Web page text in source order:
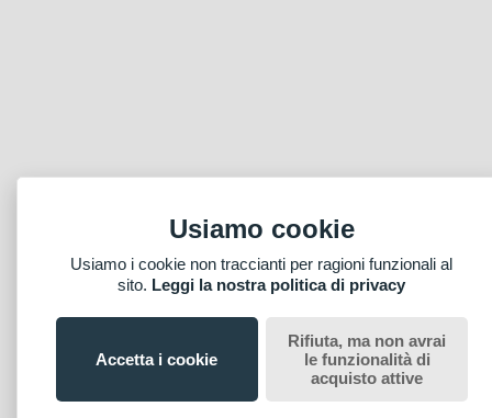
Usiamo cookie
Usiamo i cookie non traccianti per ragioni funzionali al
sito. Leggi la nostra politica di privacy
Accetta i cookie
Rifiuta, ma non avrai
le funzionalità di
acquisto attive